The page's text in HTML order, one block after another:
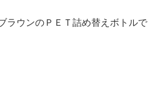
ラウンのＰＥＴ詰め替えボトルで